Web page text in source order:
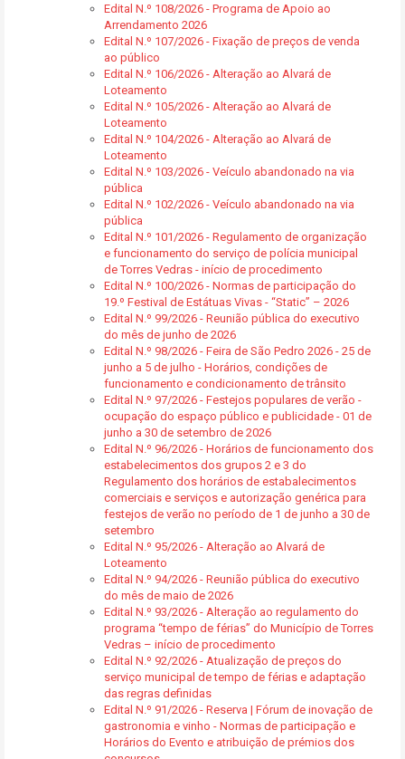
Edital N.º 108/2026 - Programa de Apoio ao
Arrendamento 2026
Edital N.º 107/2026 - Fixação de preços de venda
ao público
Edital N.º 106/2026 - Alteração ao Alvará de
Loteamento
Edital N.º 105/2026 - Alteração ao Alvará de
Loteamento
Edital N.º 104/2026 - Alteração ao Alvará de
Loteamento
Edital N.º 103/2026 - Veículo abandonado na via
pública
Edital N.º 102/2026 - Veículo abandonado na via
pública
Edital N.º 101/2026 - Regulamento de organização
e funcionamento do serviço de polícia municipal
de Torres Vedras - início de procedimento
Edital N.º 100/2026 - Normas de participação do
19.º Festival de Estátuas Vivas - “Static” – 2026
Edital N.º 99/2026 - Reunião pública do executivo
do mês de junho de 2026
Edital N.º 98/2026 - Feira de São Pedro 2026 - 25 de
junho a 5 de julho - Horários, condições de
funcionamento e condicionamento de trânsito
Edital N.º 97/2026 - Festejos populares de verão -
ocupação do espaço público e publicidade - 01 de
junho a 30 de setembro de 2026
Edital N.º 96/2026 - Horários de funcionamento dos
estabelecimentos dos grupos 2 e 3 do
Regulamento dos horários de estabalecimentos
comerciais e serviços e autorização genérica para
festejos de verão no período de 1 de junho a 30 de
setembro
Edital N.º 95/2026 - Alteração ao Alvará de
Loteamento
Edital N.º 94/2026 - Reunião pública do executivo
do mês de maio de 2026
Edital N.º 93/2026 - Alteração ao regulamento do
programa “tempo de férias” do Município de Torres
Vedras – início de procedimento
Edital N.º 92/2026 - Atualização de preços do
serviço municipal de tempo de férias e adaptação
das regras definidas
Edital N.º 91/2026 - Reserva | Fórum de inovação de
gastronomia e vinho - Normas de participação e
Horários do Evento e atribuição de prémios dos